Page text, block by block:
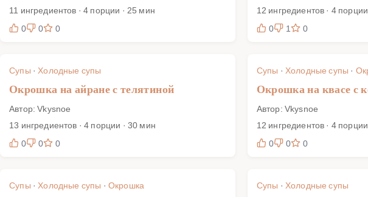
11 ингредиентов · 4 порции · 25 мин
0
0 0
12 ингредиентов · 4
0
1 0
Супы ·Холодные супы
Окрошка на айране с телятиной
Автор: Vkysnoe
13 ингредиентов · 4 порции · 30 мин
0
0 0
Супы · Холодные супы ·
Окрошка на квасе с
Автор: Vkysnoe
12 ингредиентов · 4
0
0 0
Супы ·Холодные супы · Окрошка Супы · Холодные супы